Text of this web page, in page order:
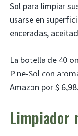
Sol para limpiar
usarse en
enceradas,
La botella de 40
Pine-Sol con
Amazon por $ 6,98.
Limpiador